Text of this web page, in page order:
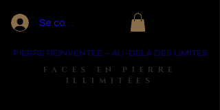
Se connecter
PIERRE RÉINVENTÉE – AU-DELÀ DES LIMITES
FACES EN PIERRE
ILLIMITÉES